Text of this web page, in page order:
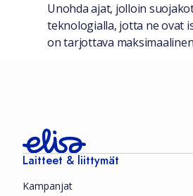
Unohda ajat, jolloin
teknologialla, jotta ne ovat
on tarjottava
Laitteet & liittymät
Kampanjat